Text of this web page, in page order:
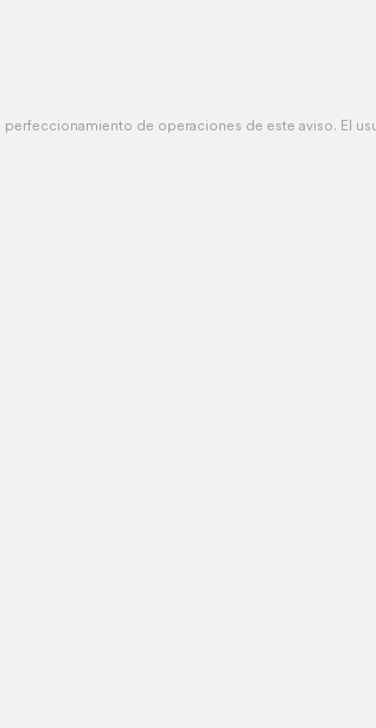
de operaciones de este aviso. El